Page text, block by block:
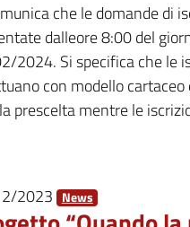
che le domande di
dalleore 8:00 del
2024. Si specifica che le
con modello
prescelta mentre le
2023 News